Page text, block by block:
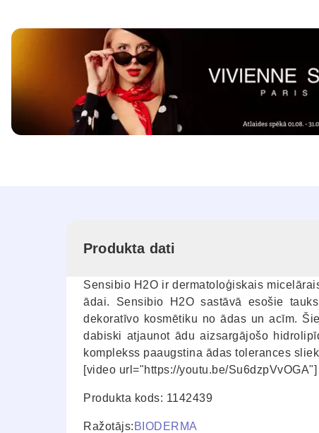
Produkta dati
Sensibio H2O ir dermatoloģiskais
ādai. Sensibio H2O sastāvā esošie
dekoratīvo kosmētiku no ādas un acīm.
dabiski atjaunot ādu aizsargājošo
komplekss paaugstina ādas tolerances
[video url="https://youtu.be/Su6dzpVvOGA"]
Produkta kods: 1142439
Ražotājs: BIODERMA